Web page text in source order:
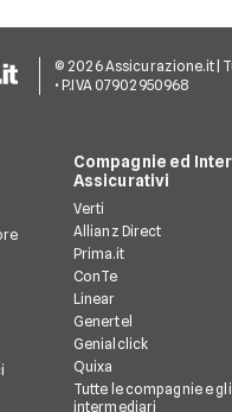
© 2026 Assicurazione.it |
• P.IVA 07902950968
Compagnie ed
Assicurativi
Verti
Allianz Direct
Prima.it
ConTe
Linear
Genertel
Genialclick
Quixa
Tutte le compagnie e gli
intermediari